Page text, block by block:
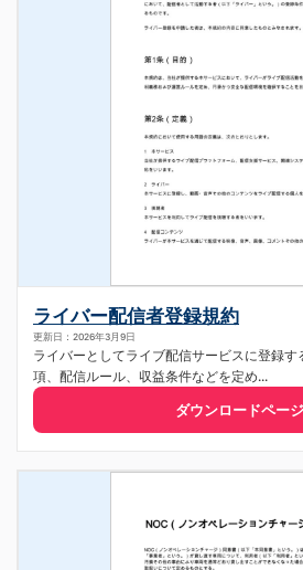
ライバー配信者登録規約
更新日：2026年3月9日
ライバーとしてライブ配信サービスに登録
項、配信ルール、収益条件などを定め...
ダウンロードペー